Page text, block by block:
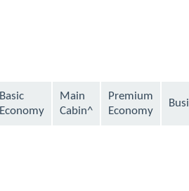
Basic
Economy
Main
Cabin^
Premium
Economy